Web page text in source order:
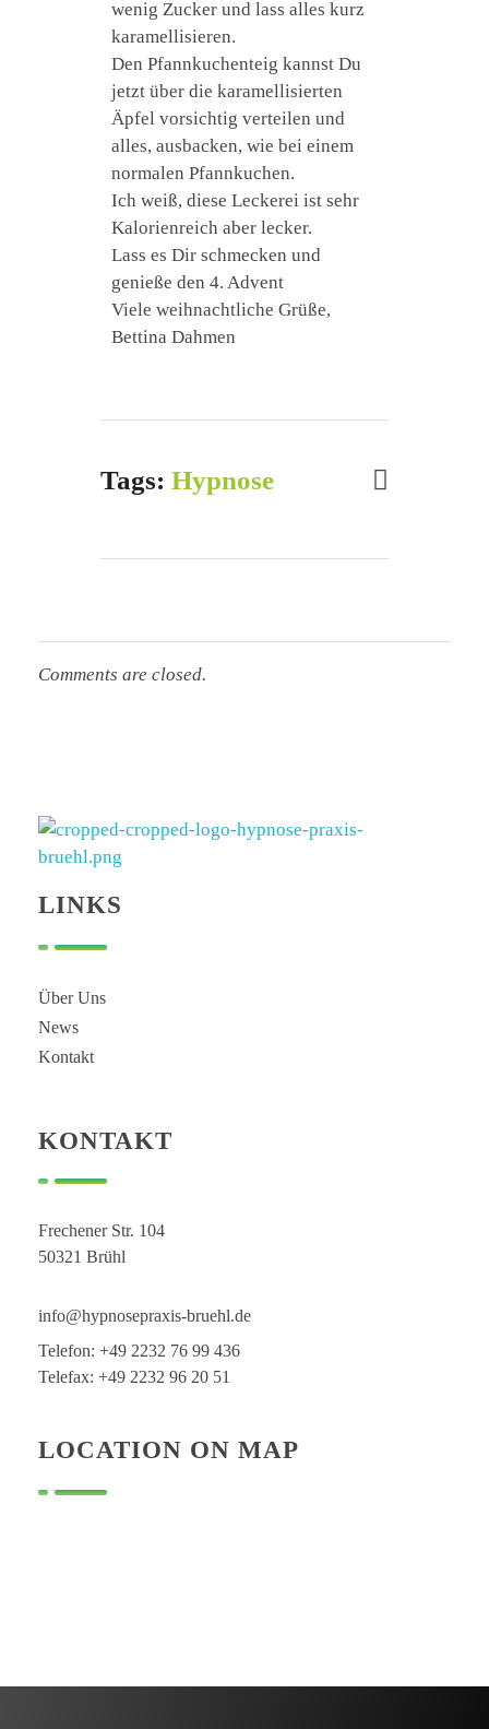
wenig Zucker und lass alles kurz
karamellisieren.
Den Pfannkuchenteig kannst Du
jetzt über die karamellisierten
Äpfel vorsichtig verteilen und
alles, ausbacken, wie bei einem
normalen Pfannkuchen.
Ich weiß, diese Leckerei ist sehr
Kalorienreich aber lecker.
Lass es Dir schmecken und
genieße den 4. Advent
Viele weihnachtliche Grüße,
Bettina Dahmen
Tags: Hypnose
Comments are closed.
LINKS
Über Uns
News
Kontakt
KONTAKT
Frechener Str. 104
50321 Brühl
info@hypnosepraxis-bruehl.de
Telefon: +49 2232 76 99 436
Telefax: +49 2232 96 20 51
LOCATION ON MAP